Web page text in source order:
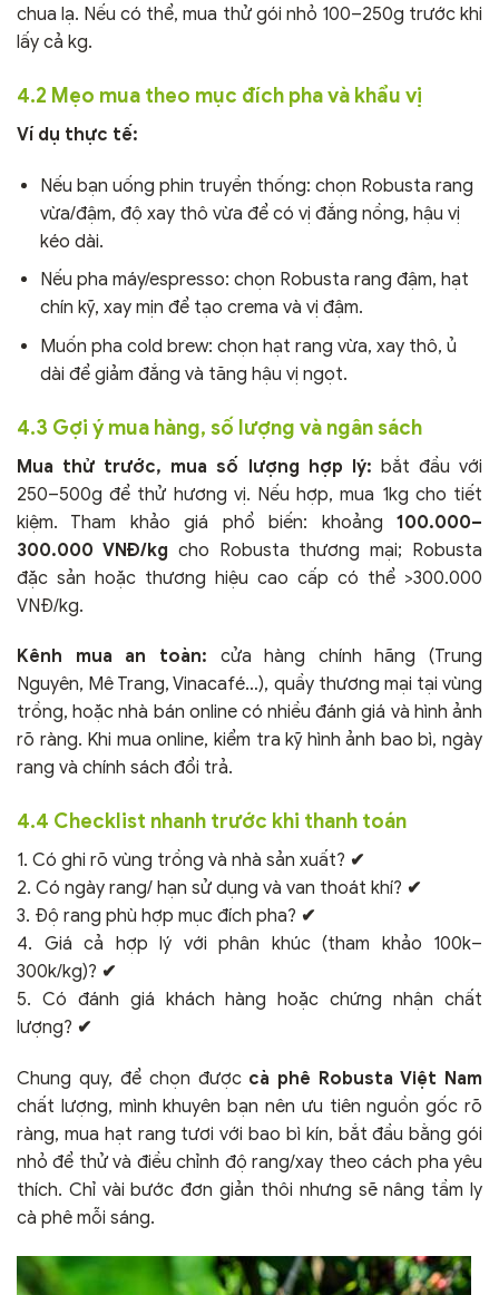
chua lạ. Nếu có thể, mua thử gói nhỏ 100–250g trước khi
lấy cả kg.
4.2 Mẹo mua theo mục đích pha và khẩu vị
Ví dụ thực tế:
Nếu bạn uống phin truyền thống: chọn Robusta rang
vừa/đậm, độ xay thô vừa để có vị đắng nồng, hậu vị
kéo dài.
Nếu pha máy/espresso: chọn Robusta rang đậm, hạt
chín kỹ, xay mịn để tạo crema và vị đậm.
Muốn pha cold brew: chọn hạt rang vừa, xay thô, ủ
dài để giảm đắng và tăng hậu vị ngọt.
4.3 Gợi ý mua hàng, số lượng và ngân sách
Mua thử trước, mua số lượng hợp lý: bắt đầu với
250–500g để thử hương vị. Nếu hợp, mua 1kg cho tiết
kiệm. Tham khảo giá phổ biến: khoảng 100.000–
300.000 VNĐ/kg cho Robusta thương mại; Robusta
đặc sản hoặc thương hiệu cao cấp có thể >300.000
VNĐ/kg.
Kênh mua an toàn: cửa hàng chính hãng (Trung
Nguyên, Mê Trang, Vinacafé…), quầy thương mại tại vùng
trồng, hoặc nhà bán online có nhiều đánh giá và hình ảnh
rõ ràng. Khi mua online, kiểm tra kỹ hình ảnh bao bì, ngày
rang và chính sách đổi trả.
4.4 Checklist nhanh trước khi thanh toán
1. Có ghi rõ vùng trồng và nhà sản xuất? ✔
2. Có ngày rang/ hạn sử dụng và van thoát khí? ✔
3. Độ rang phù hợp mục đích pha? ✔
4. Giá cả hợp lý với phân khúc (tham khảo 100k–
300k/kg)? ✔
5. Có đánh giá khách hàng hoặc chứng nhận chất
lượng? ✔
Chung quy, để chọn được cà phê Robusta Việt Nam
chất lượng, mình khuyên bạn nên ưu tiên nguồn gốc rõ
ràng, mua hạt rang tươi với bao bì kín, bắt đầu bằng gói
nhỏ để thử và điều chỉnh độ rang/xay theo cách pha yêu
thích. Chỉ vài bước đơn giản thôi nhưng sẽ nâng tầm ly
cà phê mỗi sáng.